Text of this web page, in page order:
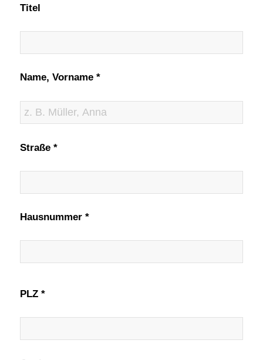
Titel
Name, Vorname *
Straße *
Hausnummer *
PLZ *